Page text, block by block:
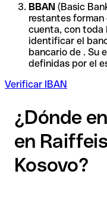
BBAN (Basic
restantes
cuenta, con toda
identificar el
bancario de . Su
definidas por el
Verificar IBAN
¿Dónde
en
Kosovo?